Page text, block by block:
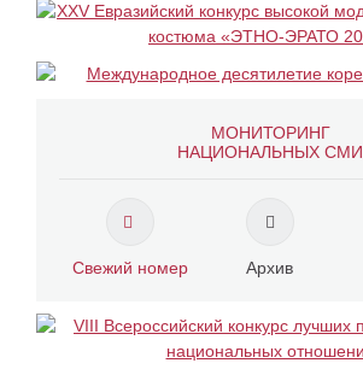
МОНИТОРИНГ
НАЦИОНАЛЬНЫХ СМИ
Свежий номер Архив